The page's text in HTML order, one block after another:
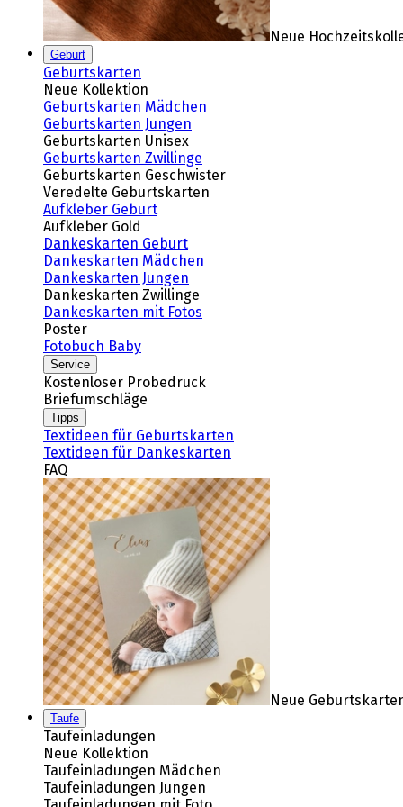
Neue
Geburt
Geburtskarten
Neue Kollektion
Geburtskarten Mädchen
Geburtskarten Jungen
Geburtskarten Unisex
Geburtskarten Zwillinge
Geburtskarten Geschwister
Veredelte Geburtskarten
Aufkleber Geburt
Aufkleber Gold
Dankeskarten Geburt
Dankeskarten Mädchen
Dankeskarten Jungen
Dankeskarten Zwillinge
Dankeskarten mit Fotos
Poster
Fotobuch Baby
Service
Kostenloser Probedruck
Briefumschläge
Tipps
Textideen für Geburtskarten
Textideen für Dankeskarten
FAQ
Neue
Taufe
Taufeinladungen
Neue Kollektion
Taufeinladungen Mädchen
Taufeinladungen Jungen